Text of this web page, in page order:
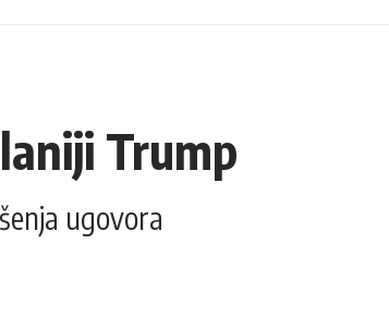
Trump
ugovora